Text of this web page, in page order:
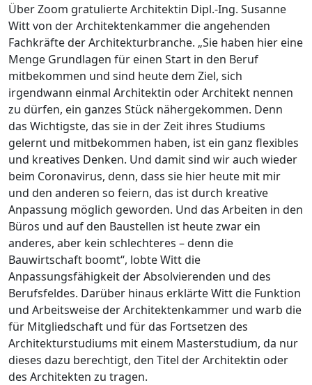
Über Zoom gratulierte Architektin Dipl.-Ing. Susanne
Witt von der Architektenkammer die angehenden
Fachkräfte der Architekturbranche. „Sie haben hier eine
Menge Grundlagen für einen Start in den Beruf
mitbekommen und sind heute dem Ziel, sich
irgendwann einmal Architektin oder Architekt nennen
zu dürfen, ein ganzes Stück nähergekommen. Denn
das Wichtigste, das sie in der Zeit ihres Studiums
gelernt und mitbekommen haben, ist ein ganz flexibles
und kreatives Denken. Und damit sind wir auch wieder
beim Coronavirus, denn, dass sie hier heute mit mir
und den anderen so feiern, das ist durch kreative
Anpassung möglich geworden. Und das Arbeiten in den
Büros und auf den Baustellen ist heute zwar ein
anderes, aber kein schlechteres – denn die
Bauwirtschaft boomt“, lobte Witt die
Anpassungsfähigkeit der Absolvierenden und des
Berufsfeldes. Darüber hinaus erklärte Witt die Funktion
und Arbeitsweise der Architektenkammer und warb die
für Mitgliedschaft und für das Fortsetzen des
Architekturstudiums mit einem Masterstudium, da nur
dieses dazu berechtigt, den Titel der Architektin oder
des Architekten zu tragen.